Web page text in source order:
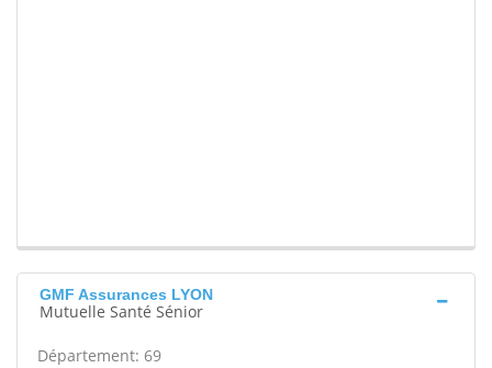
GMF Assurances LYON
Mutuelle Santé Sénior
Département: 69